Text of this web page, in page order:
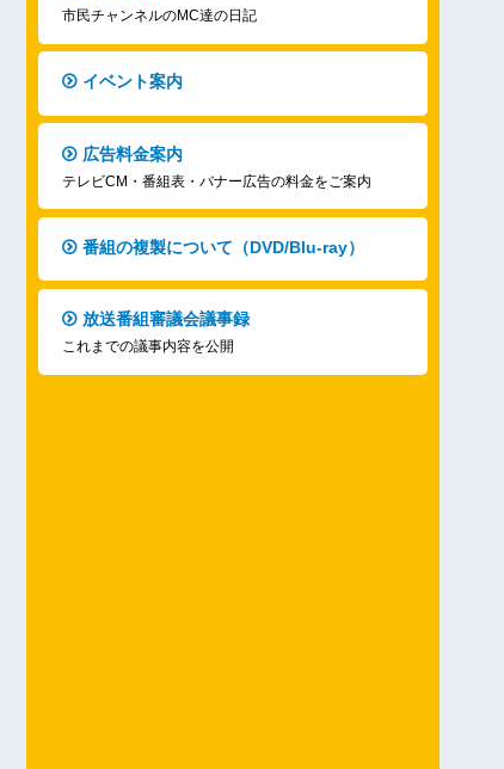
市民チャンネルのMC達の日記
イベント案内
広告料金案内
テレビCM・番組表・バナー広告の料金をご案内
番組の複製について（DVD/Blu-ray）
放送番組審議会議事録
これまでの議事内容を公開